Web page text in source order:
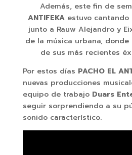
Además, este fin de
ANTIFEKA estuvo
junto a Rauw Alejandro y
de la música urbana,
de sus más recientes
Por estos días PACHO EL
nuevas producciones
equipo de trabajo Duars
seguir sorprendiendo a su
sonido característico.